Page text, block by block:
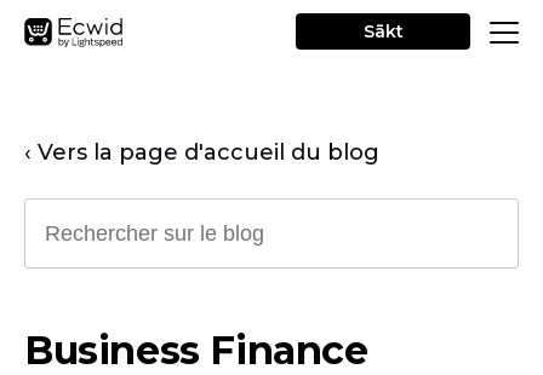
Sākt
‹ Vers la page d'accueil du blog
Business Finance